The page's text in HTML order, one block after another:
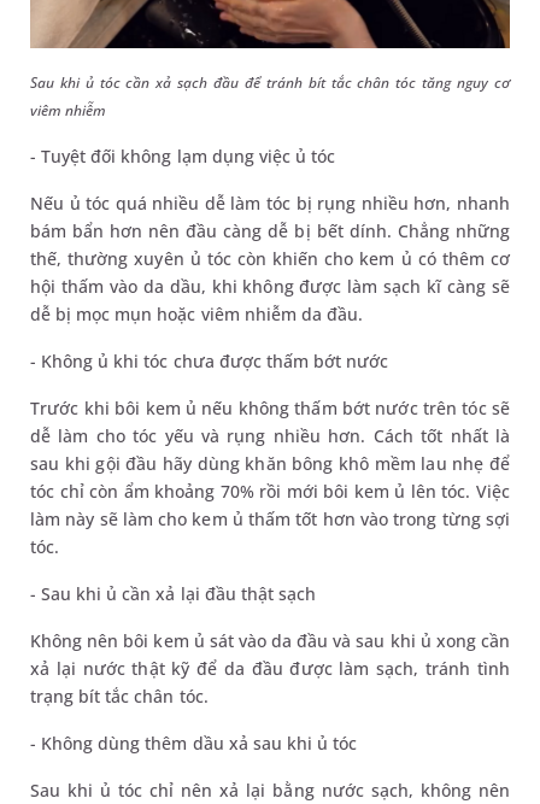
Sau khi ủ tóc cần xả sạch đầu để tránh bít tắc chân tóc tăng nguy cơ
viêm nhiễm
- Tuyệt đối không lạm dụng việc ủ tóc
Nếu ủ tóc quá nhiều dễ làm tóc bị rụng nhiều hơn, nhanh
bám bẩn hơn nên đầu càng dễ bị bết dính. Chẳng những
thế, thường xuyên ủ tóc còn khiến cho kem ủ có thêm cơ
hội thấm vào da dầu, khi không được làm sạch kĩ càng sẽ
dễ bị mọc mụn hoặc viêm nhiễm da đầu.
- Không ủ khi tóc chưa được thấm bớt nước
Trước khi bôi kem ủ nếu không thấm bớt nước trên tóc sẽ
dễ làm cho tóc yếu và rụng nhiều hơn. Cách tốt nhất là
sau khi gội đầu hãy dùng khăn bông khô mềm lau nhẹ để
tóc chỉ còn ẩm khoảng 70% rồi mới bôi kem ủ lên tóc. Việc
làm này sẽ làm cho kem ủ thấm tốt hơn vào trong từng sợi
tóc.
- Sau khi ủ cần xả lại đầu thật sạch
Không nên bôi kem ủ sát vào da đầu và sau khi ủ xong cần
xả lại nước thật kỹ để da đầu được làm sạch, tránh tình
trạng bít tắc chân tóc.
- Không dùng thêm dầu xả sau khi ủ tóc
Sau khi ủ tóc chỉ nên xả lại bằng nước sạch, không nên